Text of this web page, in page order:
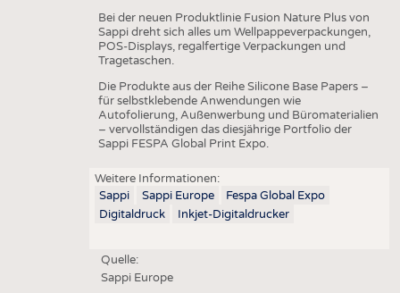
Bei der neuen Produktlinie Fusion Nature Plus von
Sappi dreht sich alles um Wellpappeverpackungen,
POS-Displays, regalfertige Verpackungen und
Tragetaschen.
Die Produkte aus der Reihe Silicone Base Papers –
für selbstklebende Anwendungen wie
Autofolierung, Außenwerbung und Büromaterialien
– vervollständigen das diesjährige Portfolio der
Sappi FESPA Global Print Expo.
Weitere Informationen:
Sappi
Sappi Europe
Fespa Global Expo
Digitaldruck
Inkjet-Digitaldrucker
Quelle:
Sappi Europe